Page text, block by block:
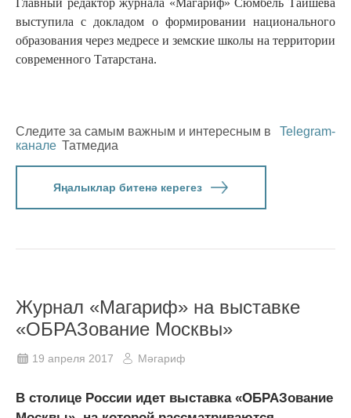
Главный редактор журнала «Магариф» Сюмбель Таишева
выступила с докладом о формировании национального
образования через медресе и земские школы на территории
современного Татарстана.
Следите за самым важным и интересным в
Telegram-
канале Татмедиа
Яңалыклар битенә керегез
Журнал «Магариф» на выставке
«ОБРАЗование Москвы»
19 апреля 2017 Мәгариф
В столице России идет выставка «ОБРАЗование